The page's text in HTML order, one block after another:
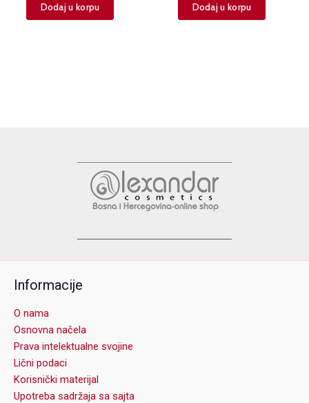
Dodaj u korpu Dodaj u korpu
Informacije
O nama
Osnovna načela
Prava intelektualne svojine
Lični podaci
Korisnički materijal
Upotreba sadržaja sa sajta